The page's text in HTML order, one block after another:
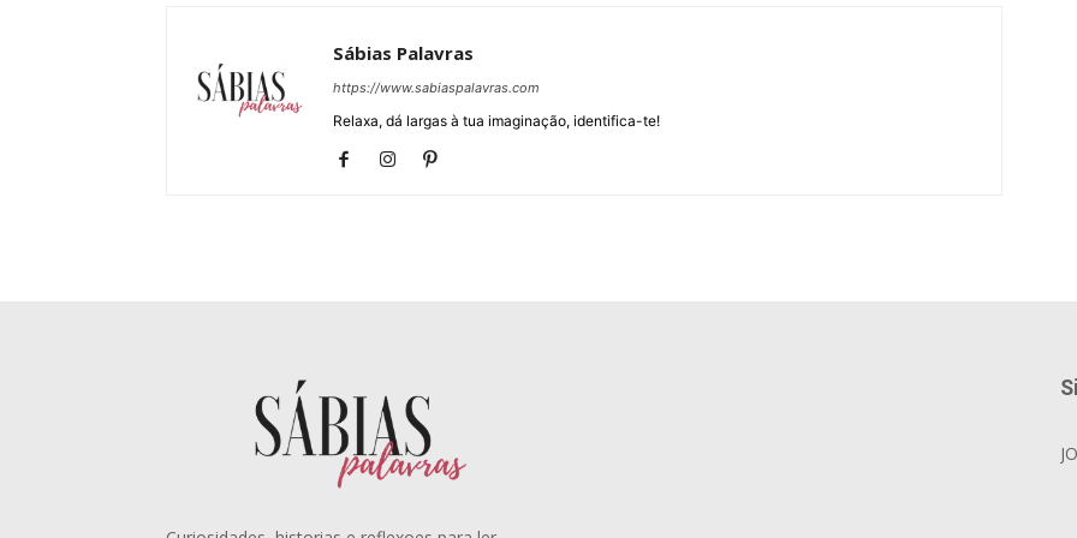
Sábias Palavras
https://www.sabiaspalavras.com
Relaxa, dá largas à tua imaginação, identifica-te!